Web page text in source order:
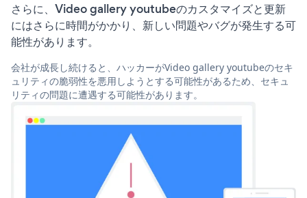
さらに、Video gallery youtubeのカスタマイズと更新
にはさらに時間がかかり、新しい問題やバグが発生する可
能性があります。
会社が成長し続けると、ハッカーがVideo gallery youtubeのセキ
ュリティの脆弱性を悪用しようとする可能性があるため、セキュ
リティの問題に遭遇する可能性があります。